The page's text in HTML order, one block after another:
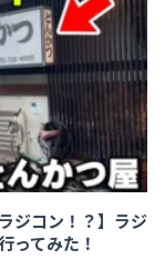
ジコン！？】ラジ
ってみた！